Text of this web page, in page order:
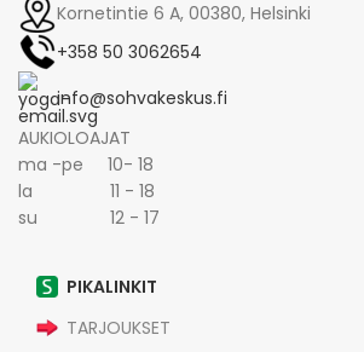
Kornetintie 6 A, 00380, Helsinki
+358 50 3062654
info@sohvakeskus.fi
AUKIOLOAJAT
ma -pe 10- 18
la 11 - 18
su 12 - 17
PIKALINKIT
TARJOUKSET